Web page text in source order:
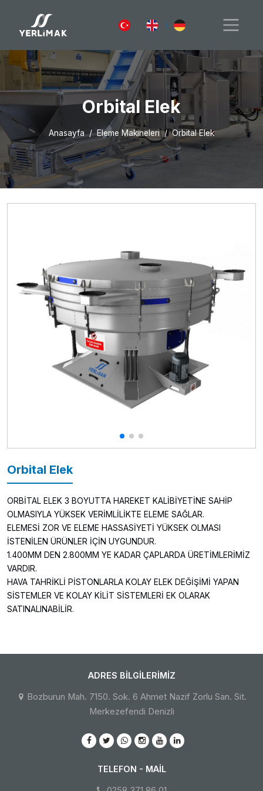
Orbital Elek
Anasayfa Eleme Makineleri Orbital Elek
Orbital Elek
ORBİTAL ELEK 3 BOYUTTA HAREKET KALİBİYETİNE SAHİP
OLMASIYLA YÜKSEK VERİMLİLİKTE ELEME SAĞLAR.
ELEMESİ ZOR VE ELEME HASSASİYETİ YÜKSEK OLMASI
İSTENİLEN ÜRÜNLER İÇİN UYGUNDUR.
1.400MM DEN 2.800MM YE KADAR ÇAPLARDA ÜRETİMLERİMİZ
VARDIR.
HAVA TAHRİKLİ PİSTONLARLA KOLAY ELEK DEĞİŞİMİ YAPAN
SİSTEMLER VE KOLAY KİLİT SİSTEMLERİ EK OLARAK
SATINALINABİLİR.
ADRES BILGILERIMIZ
Bozburun Mah. 7150. Sok. 6 Ahmet Nazif Zorlu San. Sit.
Merkezefendi Denizli
TELEFON - MAIL